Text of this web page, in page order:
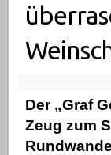
Der „Graf
Zeug zum